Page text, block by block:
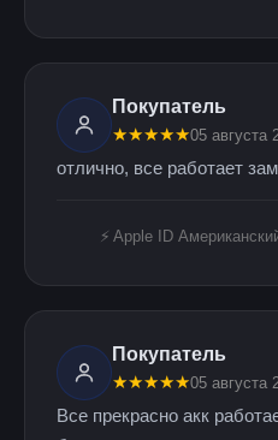
Покупатель
★★★★★05 августа
отлично, все работает
Покупатель
★★★★★05 августа
Все прекрасно акк